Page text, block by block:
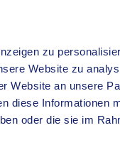
zu
Website zu
Website an unsere
diese Informationen
oder die sie im
KREISHAUS